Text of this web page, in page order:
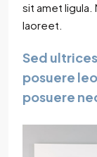
sit amet ligula.
laoreet.
Sed
posuere
posuere